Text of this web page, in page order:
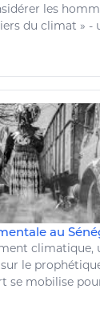
les
du climat » -
au
climatique,
le
se mobilise